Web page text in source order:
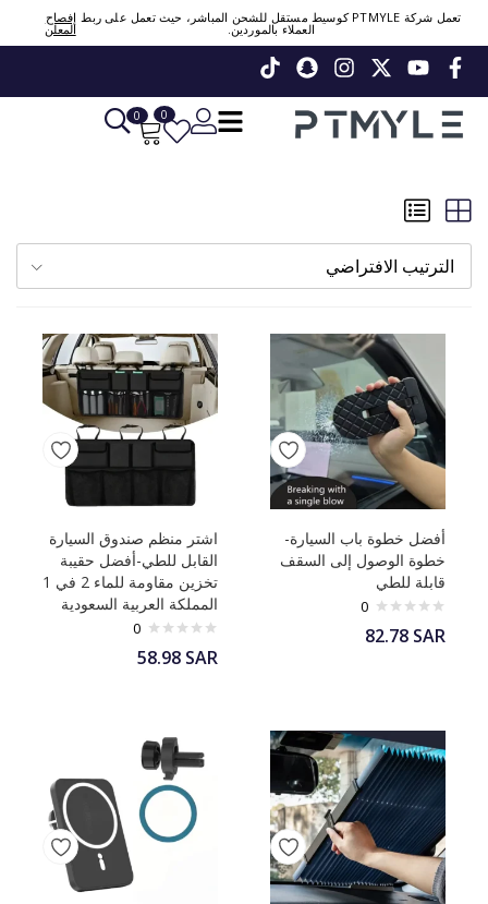
تعمل شركة PTMYLE كوسيط مستقل للشحن المباشر، حيث تعمل على ربط
العملاء بالموردين.
إفصاح
المعلن
0
0
Sign in or create account
Or Login Using
الترتيب الافتراضي
أفضل خطوة باب السيارة-
خطوة الوصول إلى السقف
قابلة للطي
0
82.78 SAR
اشتر منظم صندوق السيارة
القابل للطي-أفضل حقيبة
تخزين مقاومة للماء 2 في 1
المملكة العربية السعودية
0
58.98 SAR